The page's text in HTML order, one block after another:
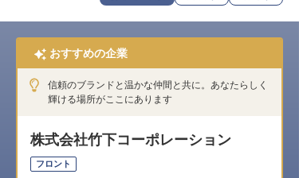
採用をお考えの企業様へ
おすすめの企業
信頼のブランドと温かな仲間と共に。あなたらしく
輝ける場所がここにあります
株式会社竹下コーポレーション
フロント